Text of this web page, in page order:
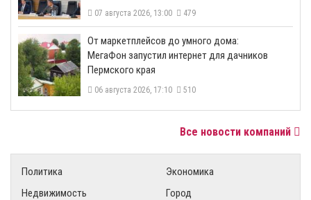
07 августа 2026, 13:00 479
От маркетплейсов до умного дома:
МегаФон запустил интернет для дачников
Пермского края
06 августа 2026, 17:10 510
Все новости компаний
Политика
Экономика
Недвижимость
Город